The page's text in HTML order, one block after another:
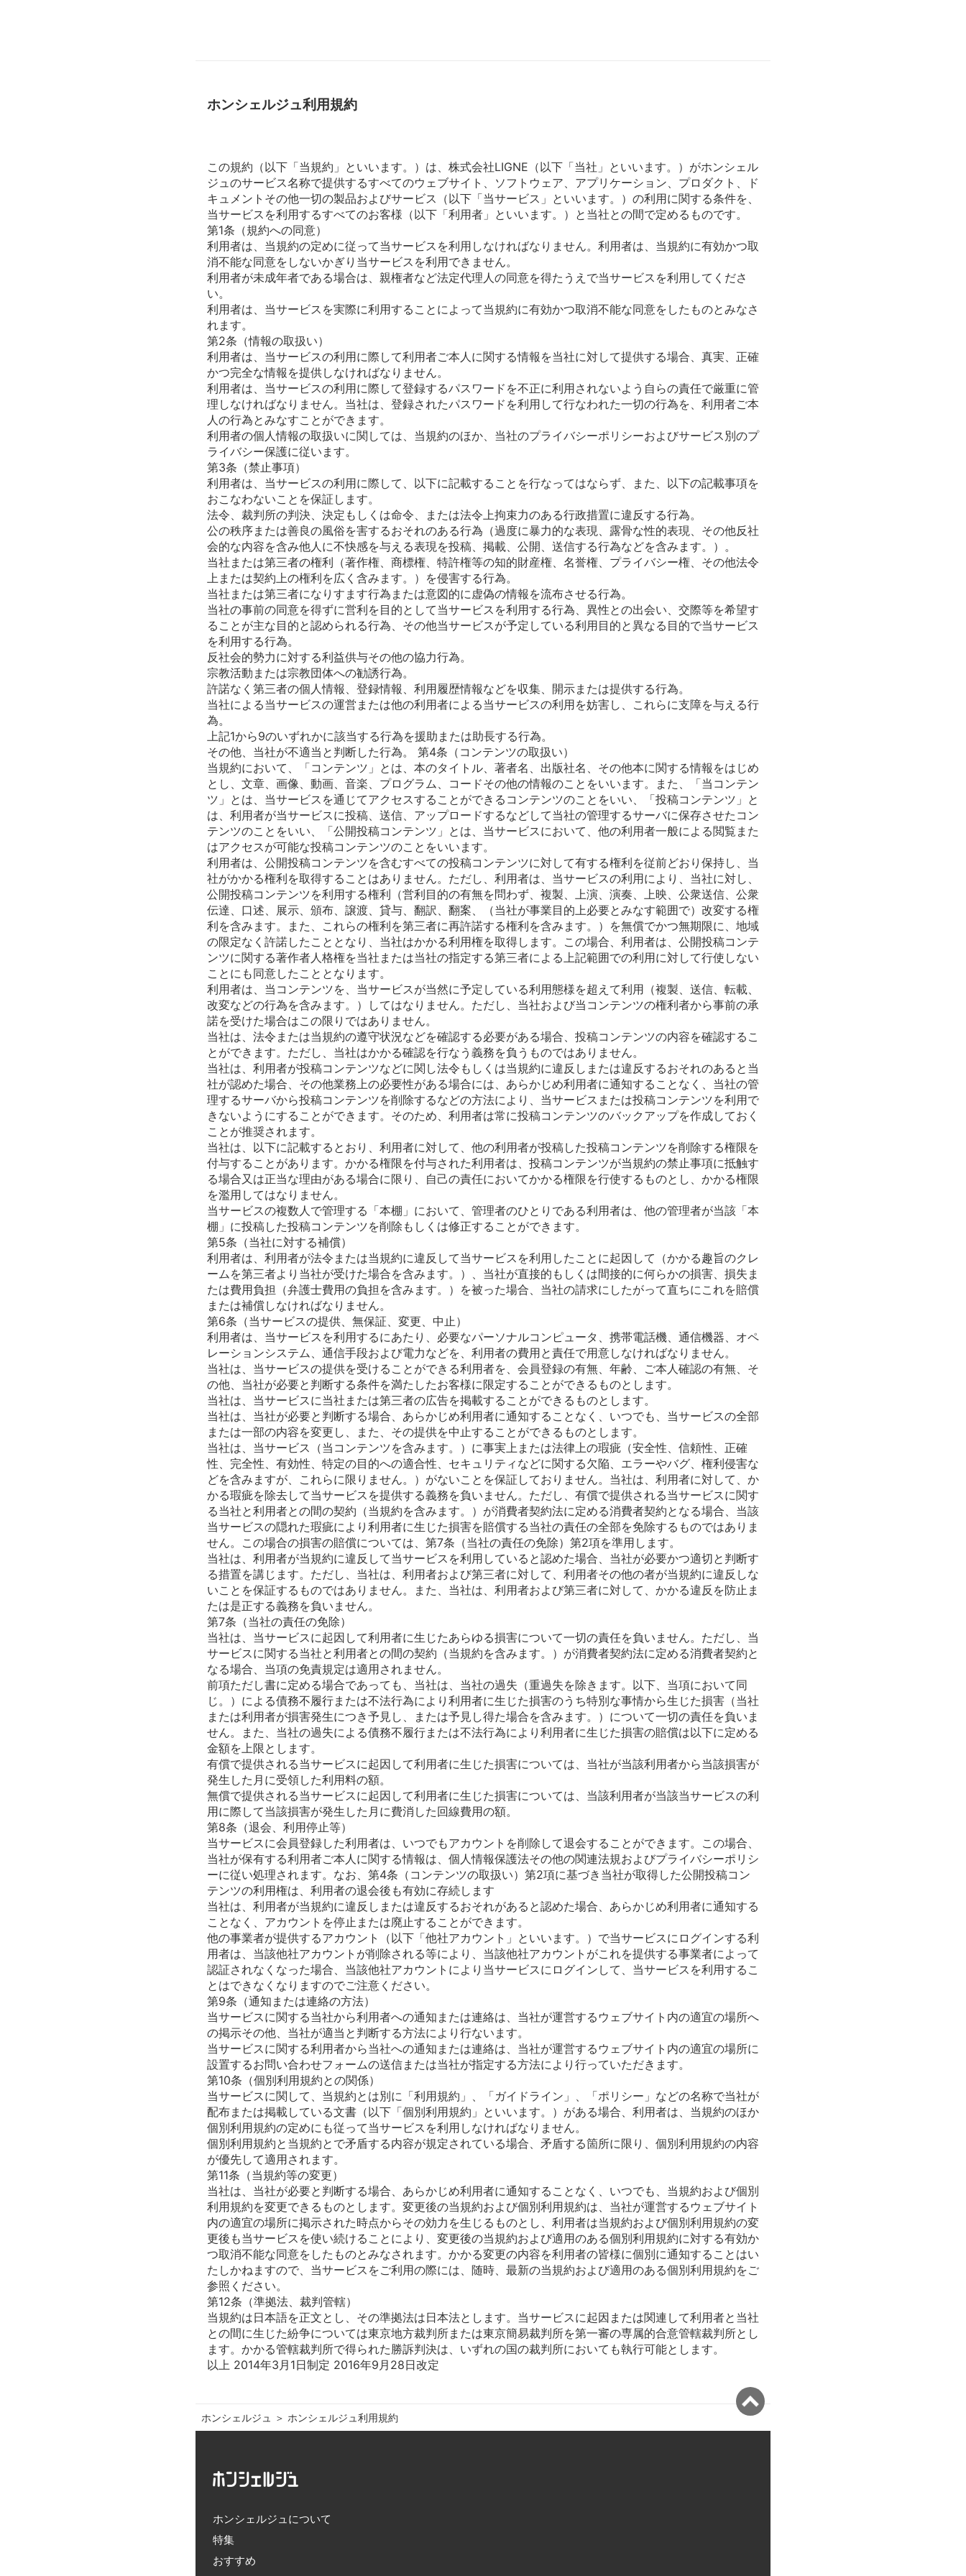
ホンシェルジュ利用規約
この規約（以下「当規約」といいます。）は、株式会社LIGNE（以下「当社」といいます。）がホンシェル
ジュのサービス名称で提供するすべてのウェブサイト、ソフトウェア、アプリケーション、プロダクト、ド
キュメントその他一切の製品およびサービス（以下「当サービス」といいます。）の利用に関する条件を、
当サービスを利用するすべてのお客様（以下「利用者」といいます。）と当社との間で定めるものです。
第1条（規約への同意）
利用者は、当規約の定めに従って当サービスを利用しなければなりません。利用者は、当規約に有効かつ取
消不能な同意をしないかぎり当サービスを利用できません。
利用者が未成年者である場合は、親権者など法定代理人の同意を得たうえで当サービスを利用してくださ
い。
利用者は、当サービスを実際に利用することによって当規約に有効かつ取消不能な同意をしたものとみなさ
れます。
第2条（情報の取扱い）
利用者は、当サービスの利用に際して利用者ご本人に関する情報を当社に対して提供する場合、真実、正確
かつ完全な情報を提供しなければなりません。
利用者は、当サービスの利用に際して登録するパスワードを不正に利用されないよう自らの責任で厳重に管
理しなければなりません。当社は、登録されたパスワードを利用して行なわれた一切の行為を、利用者ご本
人の行為とみなすことができます。
利用者の個人情報の取扱いに関しては、当規約のほか、当社のプライバシーポリシーおよびサービス別のプ
ライバシー保護に従います。
第3条（禁止事項）
利用者は、当サービスの利用に際して、以下に記載することを行なってはならず、また、以下の記載事項を
おこなわないことを保証します。
法令、裁判所の判決、決定もしくは命令、または法令上拘束力のある行政措置に違反する行為。
公の秩序または善良の風俗を害するおそれのある行為（過度に暴力的な表現、露骨な性的表現、その他反社
会的な内容を含み他人に不快感を与える表現を投稿、掲載、公開、送信する行為などを含みます。）。
当社または第三者の権利（著作権、商標権、特許権等の知的財産権、名誉権、プライバシー権、その他法令
上または契約上の権利を広く含みます。）を侵害する行為。
当社または第三者になりすます行為または意図的に虚偽の情報を流布させる行為。
当社の事前の同意を得ずに営利を目的として当サービスを利用する行為、異性との出会い、交際等を希望す
ることが主な目的と認められる行為、その他当サービスが予定している利用目的と異なる目的で当サービス
を利用する行為。
反社会的勢力に対する利益供与その他の協力行為。
宗教活動または宗教団体への勧誘行為。
許諾なく第三者の個人情報、登録情報、利用履歴情報などを収集、開示または提供する行為。
当社による当サービスの運営または他の利用者による当サービスの利用を妨害し、これらに支障を与える行
為。
上記1から9のいずれかに該当する行為を援助または助長する行為。
その他、当社が不適当と判断した行為。 第4条（コンテンツの取扱い）
当規約において、「コンテンツ」とは、本のタイトル、著者名、出版社名、その他本に関する情報をはじめ
とし、文章、画像、動画、音楽、プログラム、コードその他の情報のことをいいます。また、「当コンテン
ツ」とは、当サービスを通じてアクセスすることができるコンテンツのことをいい、「投稿コンテンツ」と
は、利用者が当サービスに投稿、送信、アップロードするなどして当社の管理するサーバに保存させたコン
テンツのことをいい、「公開投稿コンテンツ」とは、当サービスにおいて、他の利用者一般による閲覧また
はアクセスが可能な投稿コンテンツのことをいいます。
利用者は、公開投稿コンテンツを含むすべての投稿コンテンツに対して有する権利を従前どおり保持し、当
社がかかる権利を取得することはありません。ただし、利用者は、当サービスの利用により、当社に対し、
公開投稿コンテンツを利用する権利（営利目的の有無を問わず、複製、上演、演奏、上映、公衆送信、公衆
伝達、口述、展示、頒布、譲渡、貸与、翻訳、翻案、（当社が事業目的上必要とみなす範囲で）改変する権
利を含みます。また、これらの権利を第三者に再許諾する権利を含みます。）を無償でかつ無期限に、地域
の限定なく許諾したこととなり、当社はかかる利用権を取得します。この場合、利用者は、公開投稿コンテ
ンツに関する著作者人格権を当社または当社の指定する第三者による上記範囲での利用に対して行使しない
ことにも同意したこととなります。
利用者は、当コンテンツを、当サービスが当然に予定している利用態様を超えて利用（複製、送信、転載、
改変などの行為を含みます。）してはなりません。ただし、当社および当コンテンツの権利者から事前の承
諾を受けた場合はこの限りではありません。
当社は、法令または当規約の遵守状況などを確認する必要がある場合、投稿コンテンツの内容を確認するこ
とができます。ただし、当社はかかる確認を行なう義務を負うものではありません。
当社は、利用者が投稿コンテンツなどに関し法令もしくは当規約に違反しまたは違反するおそれのあると当
社が認めた場合、その他業務上の必要性がある場合には、あらかじめ利用者に通知することなく、当社の管
理するサーバから投稿コンテンツを削除するなどの方法により、当サービスまたは投稿コンテンツを利用で
きないようにすることができます。そのため、利用者は常に投稿コンテンツのバックアップを作成しておく
ことが推奨されます。
当社は、以下に記載するとおり、利用者に対して、他の利用者が投稿した投稿コンテンツを削除する権限を
付与することがあります。かかる権限を付与された利用者は、投稿コンテンツが当規約の禁止事項に抵触す
る場合又は正当な理由がある場合に限り、自己の責任においてかかる権限を行使するものとし、かかる権限
を濫用してはなりません。
当サービスの複数人で管理する「本棚」において、管理者のひとりである利用者は、他の管理者が当該「本
棚」に投稿した投稿コンテンツを削除もしくは修正することができます。
第5条（当社に対する補償）
利用者は、利用者が法令または当規約に違反して当サービスを利用したことに起因して（かかる趣旨のクレ
ームを第三者より当社が受けた場合を含みます。）、当社が直接的もしくは間接的に何らかの損害、損失ま
たは費用負担（弁護士費用の負担を含みます。）を被った場合、当社の請求にしたがって直ちにこれを賠償
または補償しなければなりません。
第6条（当サービスの提供、無保証、変更、中止）
利用者は、当サービスを利用するにあたり、必要なパーソナルコンピュータ、携帯電話機、通信機器、オペ
レーションシステム、通信手段および電力などを、利用者の費用と責任で用意しなければなりません。
当社は、当サービスの提供を受けることができる利用者を、会員登録の有無、年齢、ご本人確認の有無、そ
の他、当社が必要と判断する条件を満たしたお客様に限定することができるものとします。
当社は、当サービスに当社または第三者の広告を掲載することができるものとします。
当社は、当社が必要と判断する場合、あらかじめ利用者に通知することなく、いつでも、当サービスの全部
または一部の内容を変更し、また、その提供を中止することができるものとします。
当社は、当サービス（当コンテンツを含みます。）に事実上または法律上の瑕疵（安全性、信頼性、正確
性、完全性、有効性、特定の目的への適合性、セキュリティなどに関する欠陥、エラーやバグ、権利侵害な
どを含みますが、これらに限りません。）がないことを保証しておりません。当社は、利用者に対して、か
かる瑕疵を除去して当サービスを提供する義務を負いません。ただし、有償で提供される当サービスに関す
る当社と利用者との間の契約（当規約を含みます。）が消費者契約法に定める消費者契約となる場合、当該
当サービスの隠れた瑕疵により利用者に生じた損害を賠償する当社の責任の全部を免除するものではありま
せん。この場合の損害の賠償については、第7条（当社の責任の免除）第2項を準用します。
当社は、利用者が当規約に違反して当サービスを利用していると認めた場合、当社が必要かつ適切と判断す
る措置を講じます。ただし、当社は、利用者および第三者に対して、利用者その他の者が当規約に違反しな
いことを保証するものではありません。また、当社は、利用者および第三者に対して、かかる違反を防止ま
たは是正する義務を負いません。
第7条（当社の責任の免除）
当社は、当サービスに起因して利用者に生じたあらゆる損害について一切の責任を負いません。ただし、当
サービスに関する当社と利用者との間の契約（当規約を含みます。）が消費者契約法に定める消費者契約と
なる場合、当項の免責規定は適用されません。
前項ただし書に定める場合であっても、当社は、当社の過失（重過失を除きます。以下、当項において同
じ。）による債務不履行または不法行為により利用者に生じた損害のうち特別な事情から生じた損害（当社
または利用者が損害発生につき予見し、または予見し得た場合を含みます。）について一切の責任を負いま
せん。また、当社の過失による債務不履行または不法行為により利用者に生じた損害の賠償は以下に定める
金額を上限とします。
有償で提供される当サービスに起因して利用者に生じた損害については、当社が当該利用者から当該損害が
発生した月に受領した利用料の額。
無償で提供される当サービスに起因して利用者に生じた損害については、当該利用者が当該当サービスの利
用に際して当該損害が発生した月に費消した回線費用の額。
第8条（退会、利用停止等）
当サービスに会員登録した利用者は、いつでもアカウントを削除して退会することができます。この場合、
当社が保有する利用者ご本人に関する情報は、個人情報保護法その他の関連法規およびプライバシーポリシ
ーに従い処理されます。なお、第4条（コンテンツの取扱い）第2項に基づき当社が取得した公開投稿コン
テンツの利用権は、利用者の退会後も有効に存続します
当社は、利用者が当規約に違反しまたは違反するおそれがあると認めた場合、あらかじめ利用者に通知する
ことなく、アカウントを停止または廃止することができます。
他の事業者が提供するアカウント（以下「他社アカウント」といいます。）で当サービスにログインする利
用者は、当該他社アカウントが削除される等により、当該他社アカウントがこれを提供する事業者によって
認証されなくなった場合、当該他社アカウントにより当サービスにログインして、当サービスを利用するこ
とはできなくなりますのでご注意ください。
第9条（通知または連絡の方法）
当サービスに関する当社から利用者への通知または連絡は、当社が運営するウェブサイト内の適宜の場所へ
の掲示その他、当社が適当と判断する方法により行ないます。
当サービスに関する利用者から当社への通知または連絡は、当社が運営するウェブサイト内の適宜の場所に
設置するお問い合わせフォームの送信または当社が指定する方法により行っていただきます。
第10条（個別利用規約との関係）
当サービスに関して、当規約とは別に「利用規約」、「ガイドライン」、「ポリシー」などの名称で当社が
配布または掲載している文書（以下「個別利用規約」といいます。）がある場合、利用者は、当規約のほか
個別利用規約の定めにも従って当サービスを利用しなければなりません。
個別利用規約と当規約とで矛盾する内容が規定されている場合、矛盾する箇所に限り、個別利用規約の内容
が優先して適用されます。
第11条（当規約等の変更）
当社は、当社が必要と判断する場合、あらかじめ利用者に通知することなく、いつでも、当規約および個別
利用規約を変更できるものとします。変更後の当規約および個別利用規約は、当社が運営するウェブサイト
内の適宜の場所に掲示された時点からその効力を生じるものとし、利用者は当規約および個別利用規約の変
更後も当サービスを使い続けることにより、変更後の当規約および適用のある個別利用規約に対する有効か
つ取消不能な同意をしたものとみなされます。かかる変更の内容を利用者の皆様に個別に通知することはい
たしかねますので、当サービスをご利用の際には、随時、最新の当規約および適用のある個別利用規約をご
参照ください。
第12条（準拠法、裁判管轄）
当規約は日本語を正文とし、その準拠法は日本法とします。当サービスに起因または関連して利用者と当社
との間に生じた紛争については東京地方裁判所または東京簡易裁判所を第一審の専属的合意管轄裁判所とし
ます。かかる管轄裁判所で得られた勝訴判決は、いずれの国の裁判所においても執行可能とします。
ホンシェルジュ ＞ ホンシェルジュ利用規約
ホンシェルジュについて
特集
おすすめ